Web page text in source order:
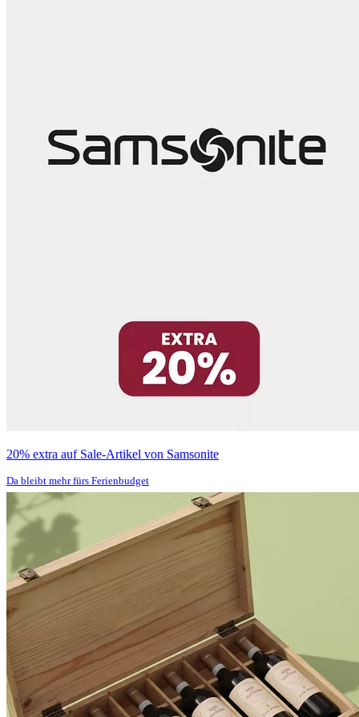
20% extra auf Sale-Artikel von Samsonite
Da bleibt mehr fürs Ferienbudget